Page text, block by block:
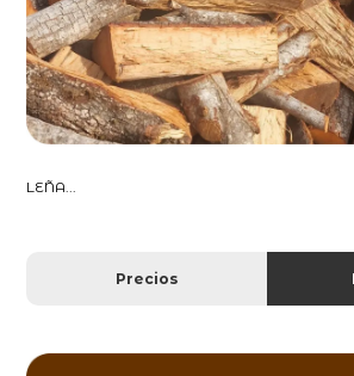
LEÑA...
Precios